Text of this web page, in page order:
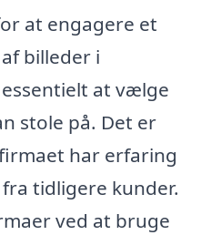
at engagere et
billeder i
at vælge
stole på. Det er
har erfaring
tidligere kunder.
ved at bruge